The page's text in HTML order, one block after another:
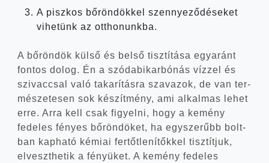
A pisz­kos bőrön­dök­kel szennye­ző­dé­se­ket
vihe­tünk az otthonunkba.
A bőrön­dök kül­ső és bel­ső tisz­tí­tá­sa egy­aránt
fon­tos dolog. Én a szó­da­bi­kar­bó­nás víz­zel és
szi­vaccsal való taka­rí­tás­ra sza­va­zok, de van ter­
mé­sze­te­sen sok készít­mény, ami alkal­mas lehet
erre. Arra kell csak figyel­ni, hogy a kemény
fede­les fényes bőrön­dö­ket, ha egy­sze­rűbb bolt­
ban kap­ha­tó kémi­ai fer­tőt­le­ní­tők­kel tisz­tít­juk,
elveszt­he­tik a fényü­ket. A kemény fede­les